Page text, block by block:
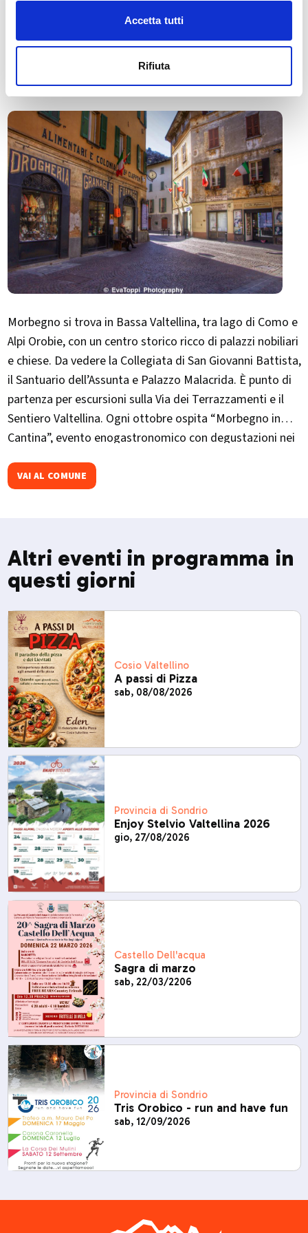
Accetta tutti
Rifiuta
🏘️ Scopri il comune di
Morbegno si trova in Bassa Valtellina, tra lago di Como e
Alpi Orobie, con un centro storico ricco di palazzi nobiliari
e chiese. Da vedere la Collegiata di San Giovanni Battista,
il Santuario dell’Assunta e Palazzo Malacrida. È punto di
partenza per escursioni sulla Via dei Terrazzamenti e il
Sentiero Valtellina. Ogni ottobre ospita “Morbegno in
Cantina”, evento enogastronomico con degustazioni nei
VAI AL COMUNE
Altri eventi in programma in
questi giorni
Cosio Valtellino
A passi di Pizza
sab, 08/08/2026
Provincia di Sondrio
Enjoy Stelvio Valtellina 2026
gio, 27/08/2026
Castello Dell'acqua
Sagra di marzo
sab, 22/03/2206
Provincia di Sondrio
Tris Orobico - run and have fun
sab, 12/09/2026